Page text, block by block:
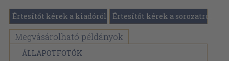
Értesítőt kérek a kiadóról Értesítőt kérek a sorozatról
Megvásárolható példányok
ÁLLAPOTFOTÓK